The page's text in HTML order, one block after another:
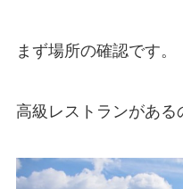
まず場所の確認です。
高級レストランがある